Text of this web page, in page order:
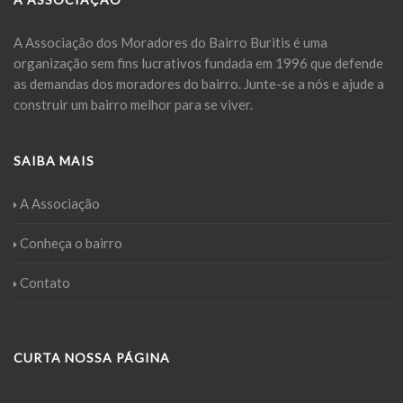
A Associação dos Moradores do Bairro Buritis é uma
organização sem fins lucrativos fundada em 1996 que defende
as demandas dos moradores do bairro. Junte-se a nós e ajude a
construir um bairro melhor para se viver.
SAIBA MAIS
A Associação
Conheça o bairro
Contato
CURTA NOSSA PÁGINA